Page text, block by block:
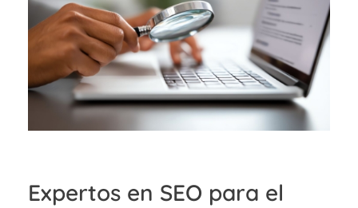
Expertos en SEO para el